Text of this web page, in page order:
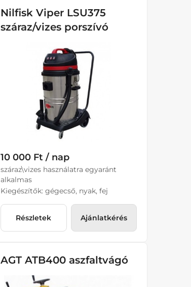
Nilfisk Viper LSU375
száraz/vizes porszívó
10 000 Ft / nap
száraz\vizes használatra egyaránt
alkalmas
Kiegészítők: gégecső, nyak, fej
Részletek Ajánlatkérés
AGT ATB400 aszfaltvágó